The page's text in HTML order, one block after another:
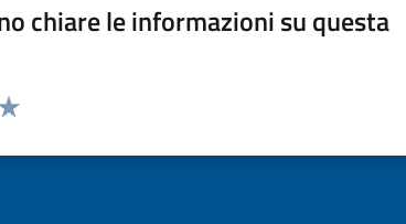
chiare le informazioni su questa
la pagina